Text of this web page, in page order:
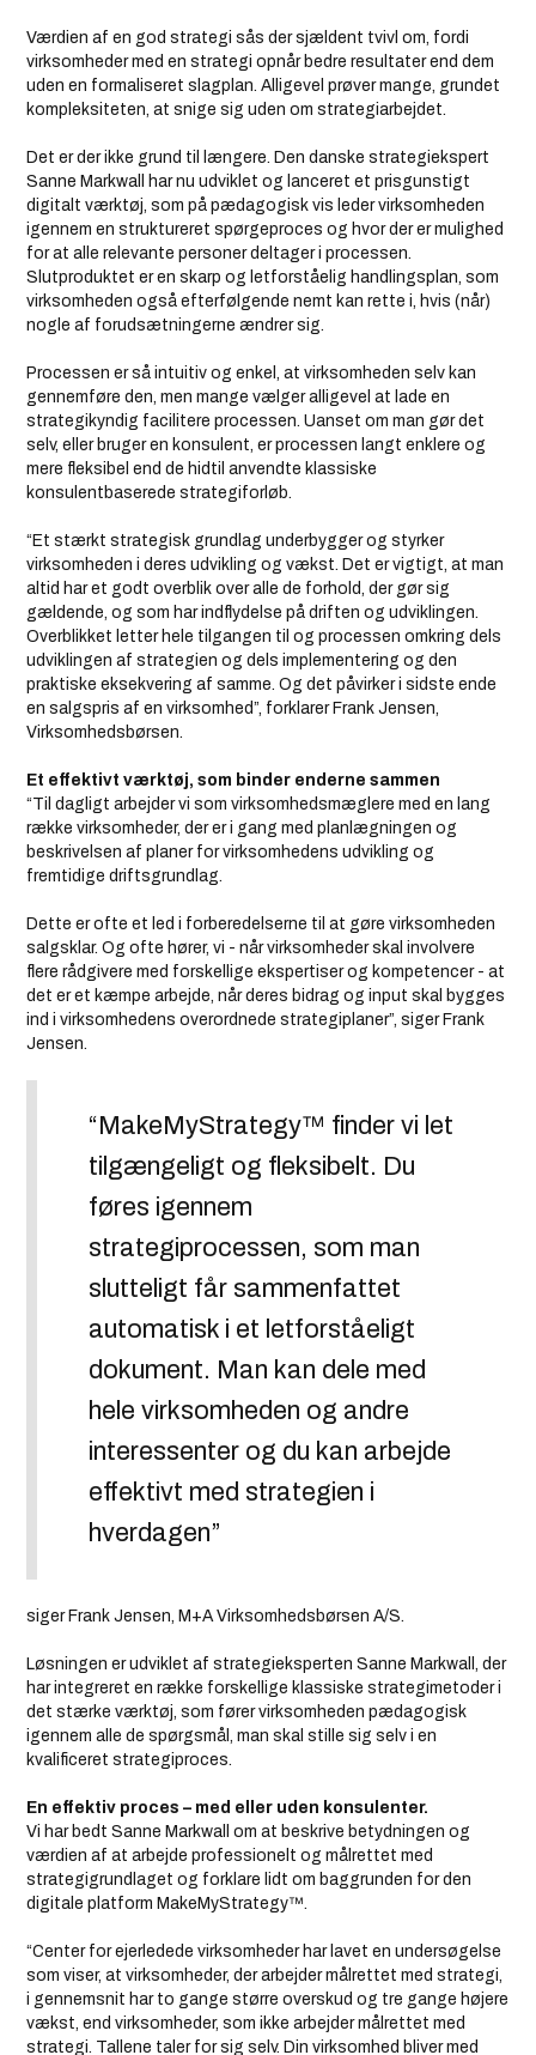
Værdien af en god strategi sås der sjældent tvivl om, fordi
virksomheder med en strategi opnår bedre resultater end dem
uden en formaliseret slagplan. Alligevel prøver mange, grundet
kompleksiteten, at snige sig uden om strategiarbejdet.
Det er der ikke grund til længere. Den danske strategiekspert
Sanne Markwall har nu udviklet og lanceret et prisgunstigt
digitalt værktøj, som på pædagogisk vis leder virksomheden
igennem en struktureret spørgeproces og hvor der er mulighed
for at alle relevante personer deltager i processen.
Slutproduktet er en skarp og letforståelig handlingsplan, som
virksomheden også efterfølgende nemt kan rette i, hvis (når)
nogle af forudsætningerne ændrer sig.
Processen er så intuitiv og enkel, at virksomheden selv kan
gennemføre den, men mange vælger alligevel at lade en
strategikyndig facilitere processen. Uanset om man gør det
selv, eller bruger en konsulent, er processen langt enklere og
mere fleksibel end de hidtil anvendte klassiske
konsulentbaserede strategiforløb.
“Et stærkt strategisk grundlag underbygger og styrker
virksomheden i deres udvikling og vækst. Det er vigtigt, at man
altid har et godt overblik over alle de forhold, der gør sig
gældende, og som har indflydelse på driften og udviklingen.
Overblikket letter hele tilgangen til og processen omkring dels
udviklingen af strategien og dels implementering og den
praktiske eksekvering af samme. Og det påvirker i sidste ende
en salgspris af en virksomhed”, forklarer Frank Jensen,
Virksomhedsbørsen.
Et effektivt værktøj, som binder enderne sammen
“Til dagligt arbejder vi som virksomhedsmæglere med en lang
række virksomheder, der er i gang med planlægningen og
beskrivelsen af planer for virksomhedens udvikling og
fremtidige driftsgrundlag.
Dette er ofte et led i forberedelserne til at gøre virksomheden
salgsklar. Og ofte hører, vi - når virksomheder skal involvere
flere rådgivere med forskellige ekspertiser og kompetencer - at
det er et kæmpe arbejde, når deres bidrag og input skal bygges
ind i virksomhedens overordnede strategiplaner”, siger Frank
Jensen.
“MakeMyStrategy™ finder vi let
tilgængeligt og fleksibelt. Du
føres igennem
strategiprocessen, som man
slutteligt får sammenfattet
automatisk i et letforståeligt
dokument. Man kan dele med
hele virksomheden og andre
interessenter og du kan arbejde
effektivt med strategien i
hverdagen”
siger Frank Jensen, M+A Virksomhedsbørsen A/S.
Løsningen er udviklet af strategieksperten Sanne Markwall, der
har integreret en række forskellige klassiske strategimetoder i
det stærke værktøj, som fører virksomheden pædagogisk
igennem alle de spørgsmål, man skal stille sig selv i en
kvalificeret strategiproces.
En effektiv proces – med eller uden konsulenter.
Vi har bedt Sanne Markwall om at beskrive betydningen og
værdien af at arbejde professionelt og målrettet med
strategigrundlaget og forklare lidt om baggrunden for den
digitale platform MakeMyStrategy™.
“Center for ejerledede virksomheder har lavet en undersøgelse
som viser, at virksomheder, der arbejder målrettet med strategi,
i gennemsnit har to gange større overskud og tre gange højere
vækst, end virksomheder, som ikke arbejder målrettet med
strategi. Tallene taler for sig selv. Din virksomhed bliver med